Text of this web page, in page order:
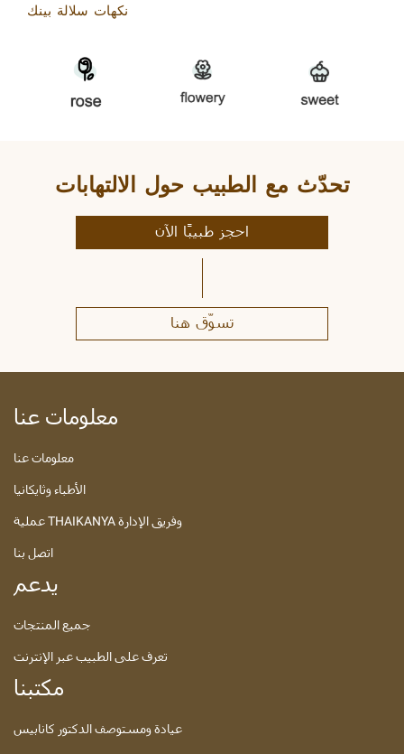
نكهات سلالة بينك
تحدّث مع الطبيب حول الالتهابات
احجز طبيبًا الآن
تسوّق هنا
معلومات عنا
معلومات عنا
الأطباء وثايكانيا
عملية THAIKANYA وفريق الإدارة
اتصل بنا
يدعم
جميع المنتجات
تعرف على الطبيب عبر الإنترنت
مكتبنا
عيادة ومستوصف الدكتور كانابيس